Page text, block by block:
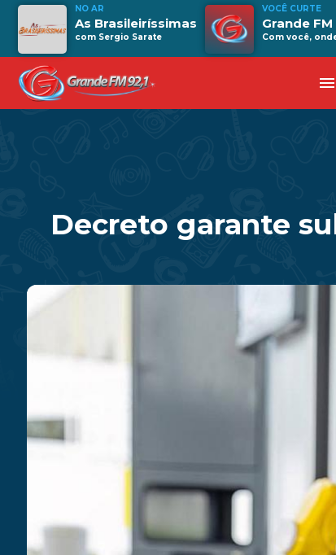
NO AR
As Brasileiríssimas
com Sergio Sarate
VOCÊ CURTE
Grande FM
Com você,
menu
Decreto garante